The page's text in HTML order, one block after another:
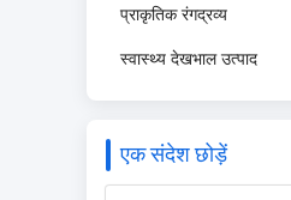
प्राकृतिक रंगद्रव्य
स्वास्थ्य देखभाल उत्पाद
एक संदेश छोड़ें